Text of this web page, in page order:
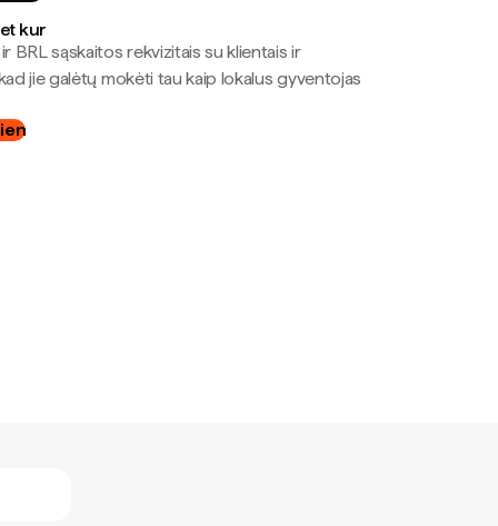
kur
ir BRL sąskaitos rekvizitais su klientais ir
jie galėtų mokėti tau kaip lokalus gyventojas